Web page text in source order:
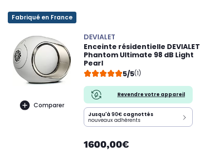
Fabriqué en France
Comparer
DEVIALET
Enceinte résidentielle DEVIALET
Phantom Ultimate 98 dB Light
Pearl
5/5(1)
Revendre votre appareil
Jusqu'à 90€ cagnottés
nouveaux adhérents
1600,00€